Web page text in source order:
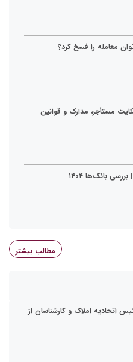
معامله را فسخ کرد؟
مستأجر، مدارک و قوانین
بانک‌ها ۱۴۰۴
مطالب بیشتر
اتحادیه املاک و کارشناسان از